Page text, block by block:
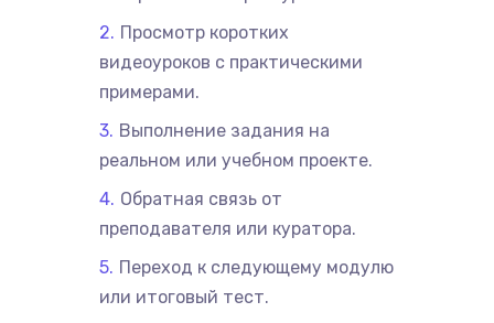
Просмотр коротких
видеоуроков с практическими
примерами.
Выполнение задания на
реальном или учебном проекте.
Обратная связь от
преподавателя или куратора.
Переход к следующему модулю
или итоговый тест.